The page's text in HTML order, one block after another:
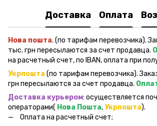
Доставка Оплата
Нова пошта. (по тарифам перевозчика).
тыс. грн пересылаются за счет продавца.
на расчетный счет, по IBAN, оплата при
Укрпошта (по тарифам перевозчика).
грн пересылаются за счет продавца.
Доставка курьером: осуществляется
операторами( Нова Пошта,Укрпошта).
Оплата на расчетный счет;